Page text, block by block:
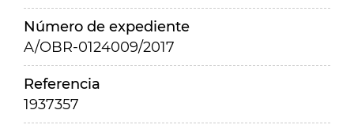
Número de expediente
A/OBR-0124009/2017
Referencia
1937357